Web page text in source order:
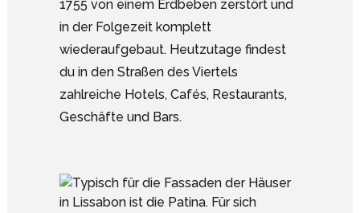
1755 von einem Erdbeben zerstört und
in der Folgezeit komplett
wiederaufgebaut. Heutzutage findest
du in den Straßen des Viertels
zahlreiche Hotels, Cafés, Restaurants,
Geschäfte und Bars.